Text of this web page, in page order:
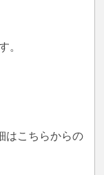
。
はこちらからの